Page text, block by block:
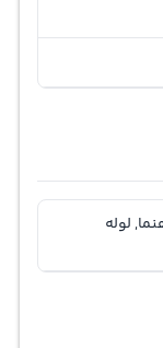
لوله